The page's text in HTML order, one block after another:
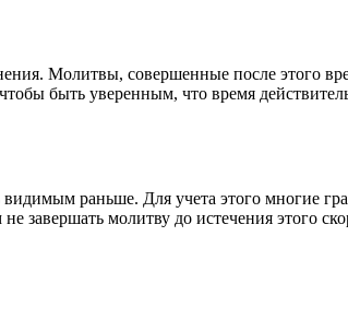
Молитвы, совершенные после этого
быть уверенным, что время
раньше. Для учета этого многие
завершать молитву до истечения этого